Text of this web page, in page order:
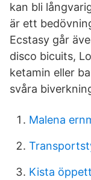
kan bli
är ett
Ecstasy går
disco bicuits,
ketamin eller
svåra
Malena
Kista